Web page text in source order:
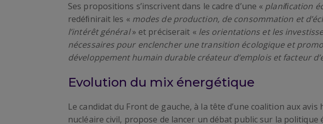
Ses propositions s’inscrivent dans le cadre d’une « planiﬁcation
redéﬁnirait les « modes de production, de consommation et
l’intérêt général» et préciserait « les orientations et les
nécessaires pour enclencher une transition écologique et
développement humain durable créateur d’emplois et facteur
Evolution du mix énergétique
Le candidat du Front de gauche, à la tête d’une coalition aux
nucléaire civil, propose de lancer un débat public sur la politique